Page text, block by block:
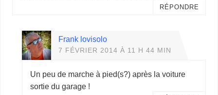
RÉPONDRE
Frank lovisolo
7 FÉVRIER 2014 À 11 H 44 MIN
Un peu de marche à pied(s?) après la voiture
sortie du garage !